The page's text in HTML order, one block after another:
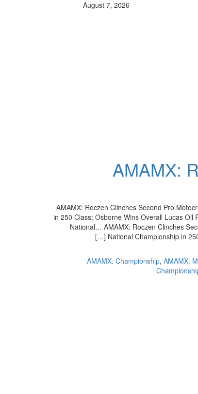
August 7, 2026
AMAMX:
AMAMX: Roczen Clinches Second Pro
in 250 Class; Osborne Wins Overall Lucas
National… AMAMX: Roczen Clinches
National Championship in
AMAMX: Championship, AMAMX: